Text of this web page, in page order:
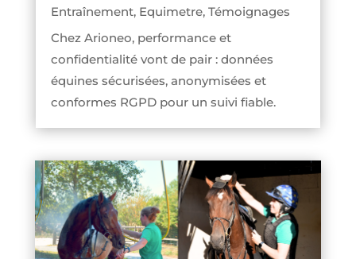
Entraînement, Equimetre, Témoignages
Chez Arioneo, performance et
confidentialité vont de pair : données
équines sécurisées, anonymisées et
conformes RGPD pour un suivi fiable.